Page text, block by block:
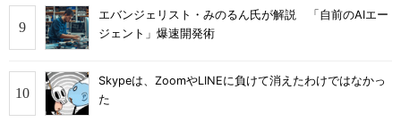
エバンジェリスト・みのるん氏が解説 「自前のAIエー
ジェント」爆速開発術
Skypeは、ZoomやLINEに負けて消えたわけではなかっ
た